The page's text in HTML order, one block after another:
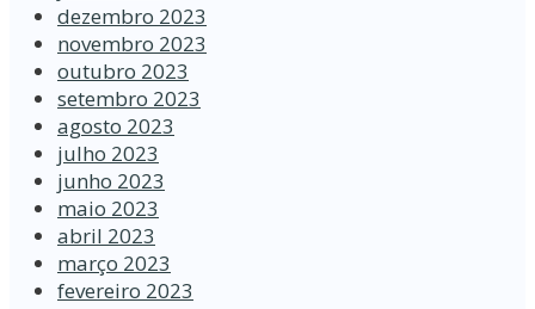
dezembro 2023
novembro 2023
outubro 2023
setembro 2023
agosto 2023
julho 2023
junho 2023
maio 2023
abril 2023
março 2023
fevereiro 2023